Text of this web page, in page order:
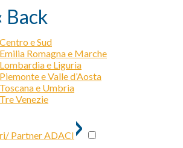
Back
e Sud
Romagna e Marche
e Liguria
e Valle d’Aosta
e Umbria
Venezie
Partner ADACI ›